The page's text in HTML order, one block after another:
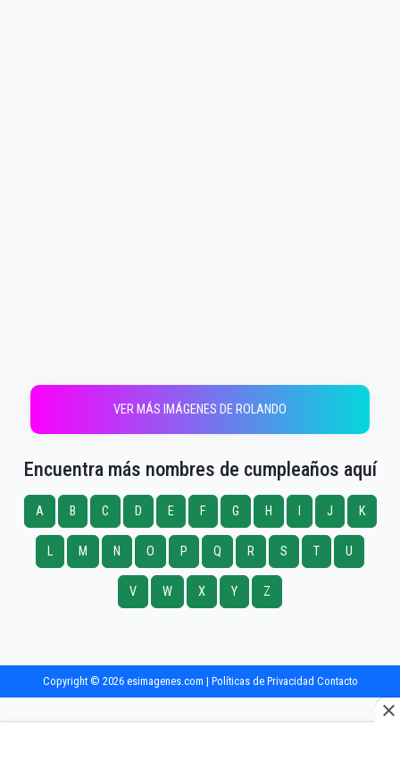
VER MÁS IMÁGENES DE ROLANDO
Encuentra más nombres de cumpleaños aquí
A B C D E F G H J K
L M N O P Q R S T U
V W X Y Z
Copyright © 2026 esimagenes.com | Políticas de Privacidad Contacto